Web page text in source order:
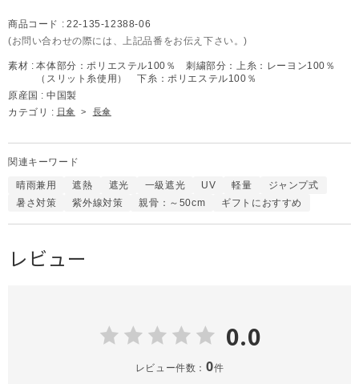
商品コード : 22-135-12388-06
(お問い合わせの際には、上記品番をお伝え下さい。)
素材 : 本体部分：ポリエステル100％ 刺繍部分：上糸：レーヨン100％
（スリット糸使用） 下糸：ポリエステル100％
原産国 : 中国製
カテゴリ : 日傘 > 長傘
関連キーワード
晴雨兼用 遮熱 遮光 一級遮光 UV 軽量
ジャンプ式
暑さ対策
紫外線対策 親骨：～50cm ギフトにおすすめ
レビュー
0.0
レビュー件数： 0件